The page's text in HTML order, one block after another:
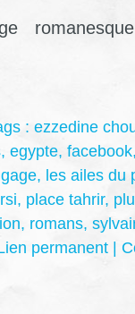
: ezzedine
, egypte, facebook
, les ailes du
, place tahrir,
, romans,
permanent